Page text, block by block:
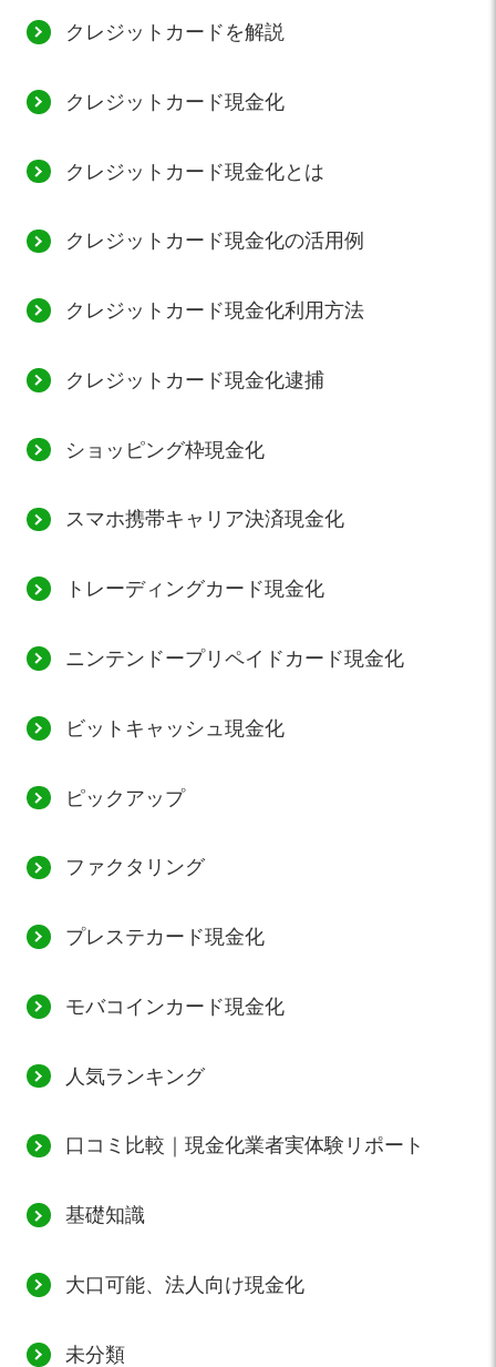
クレジットカードを解説
クレジットカード現金化
クレジットカード現金化とは
クレジットカード現金化の活用例
クレジットカード現金化利用方法
クレジットカード現金化逮捕
ショッピング枠現金化
スマホ携帯キャリア決済現金化
トレーディングカード現金化
ニンテンドープリペイドカード現金化
ビットキャッシュ現金化
ピックアップ
ファクタリング
プレステカード現金化
モバコインカード現金化
人気ランキング
口コミ比較｜現金化業者実体験リポート
基礎知識
大口可能、法人向け現金化
未分類